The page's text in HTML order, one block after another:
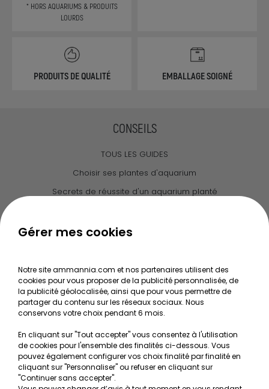
* HORS AQUARIUMS & PRODUITS
LOURDS
PRODUITS DE QUALITÉ EMBALLAGE SOIGNÉ
CONSEILS
TOUS LES GUIDES
Choisir ses plantes d'aquarium
Secrets de réussite d'un aquarium planté
Le journal d'Ammannia
Recherche de Notices de produits
Mentions légales
Conditions générales de vente
RGPD
MON COMPTE
Gérer mes cookies
Notre site ammannia.com et nos partenaires utilisent des
cookies pour vous proposer de la publicité personnalisée, de
la publicité géolocalisée, ainsi que pour vous permettre de
partager du contenu sur les réseaux sociaux. Nous
conservons votre choix pendant 6 mois.
En cliquant sur "Tout accepter" vous consentez à l'utilisation
de cookies pour l'ensemble des finalités ci-dessous. Vous
pouvez également configurer vos choix finalité par finalité en
cliquant sur "Personnaliser" ou refuser en cliquant sur
"Continuer sans accepter".